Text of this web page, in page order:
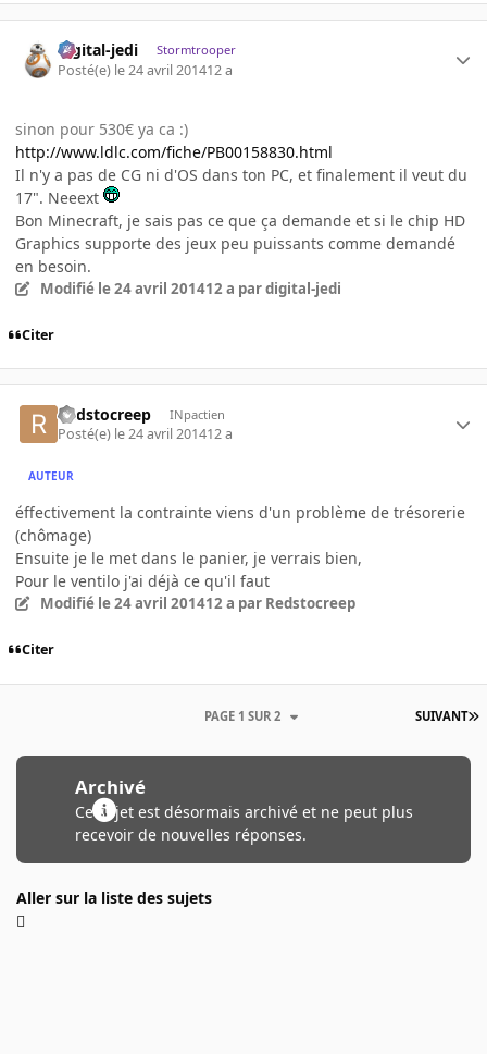
digital-jedi Stormtrooper
Posté(e) le 24 avril 201412 a
sinon pour 530€ ya ca :)
http://www.ldlc.com/fiche/PB00158830.html
Il n'y a pas de CG ni d'OS dans ton PC, et finalement il veut du
17". Neeext
Bon Minecraft, je sais pas ce que ça demande et si le chip HD
Graphics supporte des jeux peu puissants comme demandé
en besoin.
Modifié le 24 avril 201412 a par digital-jedi
Citer
Redstocreep INpactien
Posté(e) le 24 avril 201412 a
AUTEUR
éffectivement la contrainte viens d'un problème de trésorerie
(chômage)
Ensuite je le met dans le panier, je verrais bien,
Pour le ventilo j'ai déjà ce qu'il faut
Modifié le 24 avril 201412 a par Redstocreep
Citer
SUIVANT
PAGE 1 SUR 2
Archivé
Ce sujet est désormais archivé et ne peut plus
recevoir de nouvelles réponses.
Aller sur la liste des sujets